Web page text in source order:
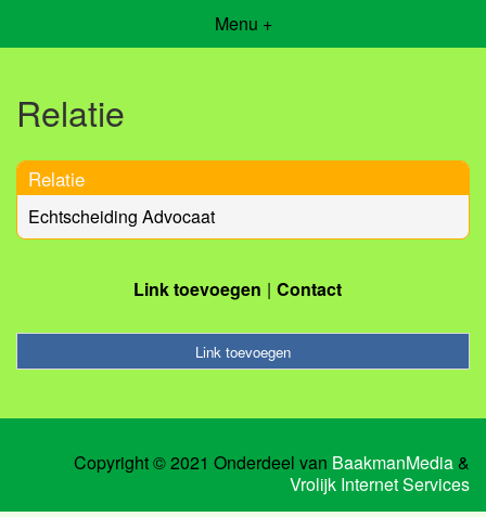
Menu +
Relatie
Relatie
Echtscheiding Advocaat
Link toevoegen Contact
Link toevoegen
Copyright © 2021 Onderdeel van BaakmanMedia &
Vrolijk Internet Services